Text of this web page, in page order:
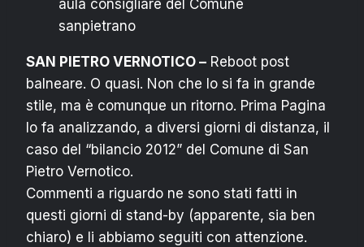
aula consigliare del Comune
sanpietrano
SAN PIETRO VERNOTICO – Reboot post
balneare. O quasi. Non che lo si fa in grande
stile, ma è comunque un ritorno. Prima Pagina
lo fa analizzando, a diversi giorni di distanza, il
caso del “bilancio 2012” del Comune di San
Pietro Vernotico.
Commenti a riguardo ne sono stati fatti in
questi giorni di stand-by (apparente, sia ben
chiaro) e li abbiamo seguiti con attenzione.